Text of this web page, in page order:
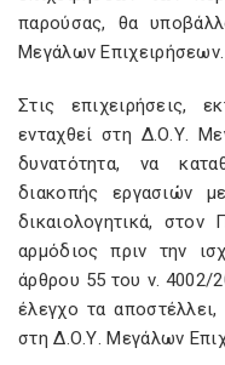
παρούσας, θα
Μεγάλων Επιχειρήσεων.
Στις επιχειρήσεις,
ενταχθεί στη Δ.Ο.Υ.
δυνατότητα, να
διακοπής εργασιών
δικαιολογητικά,
αρμόδιος πριν την
άρθρου 55 του ν. 4002/
έλεγχο τα
στη Δ.Ο.Υ. Μεγάλων